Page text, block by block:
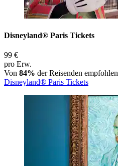
Disneyland® Paris Tickets
99 €
pro Erw.
Von 84% der Reisenden empfohlen
Disneyland® Paris Tickets